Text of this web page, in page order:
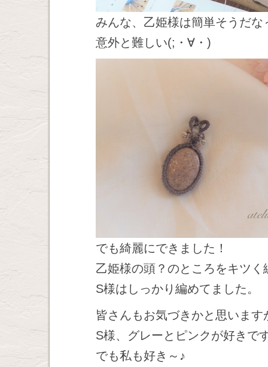
みんな、乙姫様は簡単そうだ
意外と難しい(;・∀・)
でも綺麗にできました！
乙姫様の頭？のところをキツ
S様はしっかり編めてました。
皆さんもお気づきかと思います
S様、グレーとピンクが好きで
でも私も好き～♪